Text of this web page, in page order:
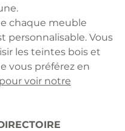
chaque meuble
personnalisable. Vous
les teintes bois et
vous préférez en
voir notre